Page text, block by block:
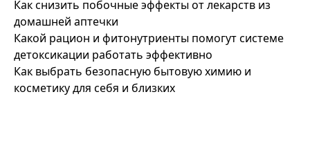
Как снизить побочные эффекты от лекарств из
домашней аптечки
Какой рацион и фитонутриенты помогут системе
детоксикации работать эффективно
Как выбрать безопасную бытовую химию и
косметику для себя и близких